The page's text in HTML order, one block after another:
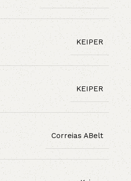
KEIPER
KEIPER
Correias ABelt